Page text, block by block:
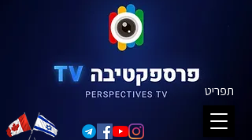
תפריט